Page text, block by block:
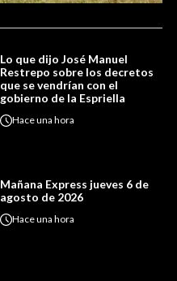
Lo que dijo José Manuel
Restrepo sobre los decretos
que se vendrían con el
gobierno de la Espriella
Haceuna hora
Mañana Express jueves 6 de
agosto de 2026
Haceuna hora